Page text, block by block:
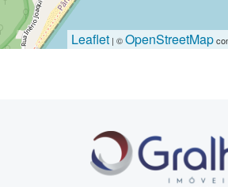
Leaflet | ©OpenStreetMap